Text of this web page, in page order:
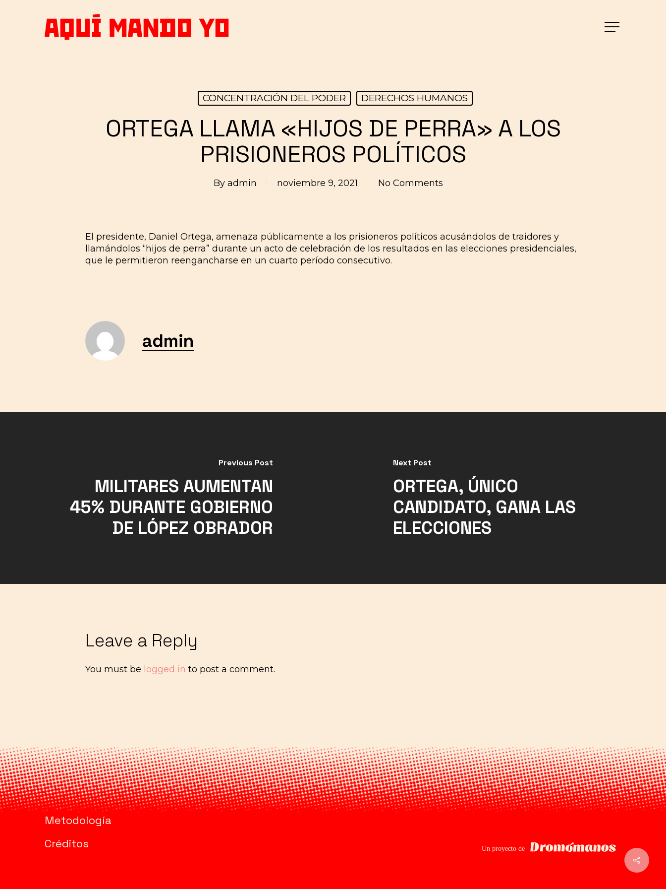
Menu
CONCENTRACIÓN DEL PODER DERECHOS HUMANOS
ORTEGA LLAMA «HIJOS DE PERRA» A LOS
PRISIONEROS POLÍTICOS
By admin noviembre 9, 2021 No Comments
El presidente, Daniel Ortega, amenaza públicamente a los prisioneros políticos acusándolos de traidores y
llamándolos “hijos de perra” durante un acto de celebración de los resultados en las elecciones presidenciales,
que le permitieron reengancharse en un cuarto período consecutivo.
admin
Previous Post
MILITARES AUMENTAN
45% DURANTE GOBIERNO
DE LÓPEZ OBRADOR
Next Post
ORTEGA, ÚNICO
CANDIDATO, GANA LAS
ELECCIONES
Leave a Reply
You must be logged in to post a comment.
Metodología
Créditos
Un proyecto de Dromomanos